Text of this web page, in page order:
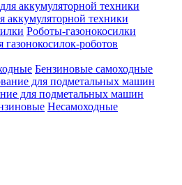
аккумуляторной техники
Роботы-газонокосилки
газонокосилок-роботов
Бензиновые самоходные
для подметальных машин
Несамоходные